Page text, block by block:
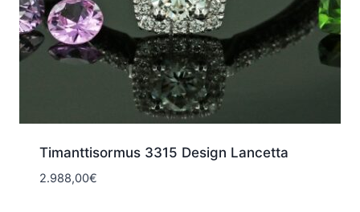
Timanttisormus 3315 Design Lancetta
2.988,00€